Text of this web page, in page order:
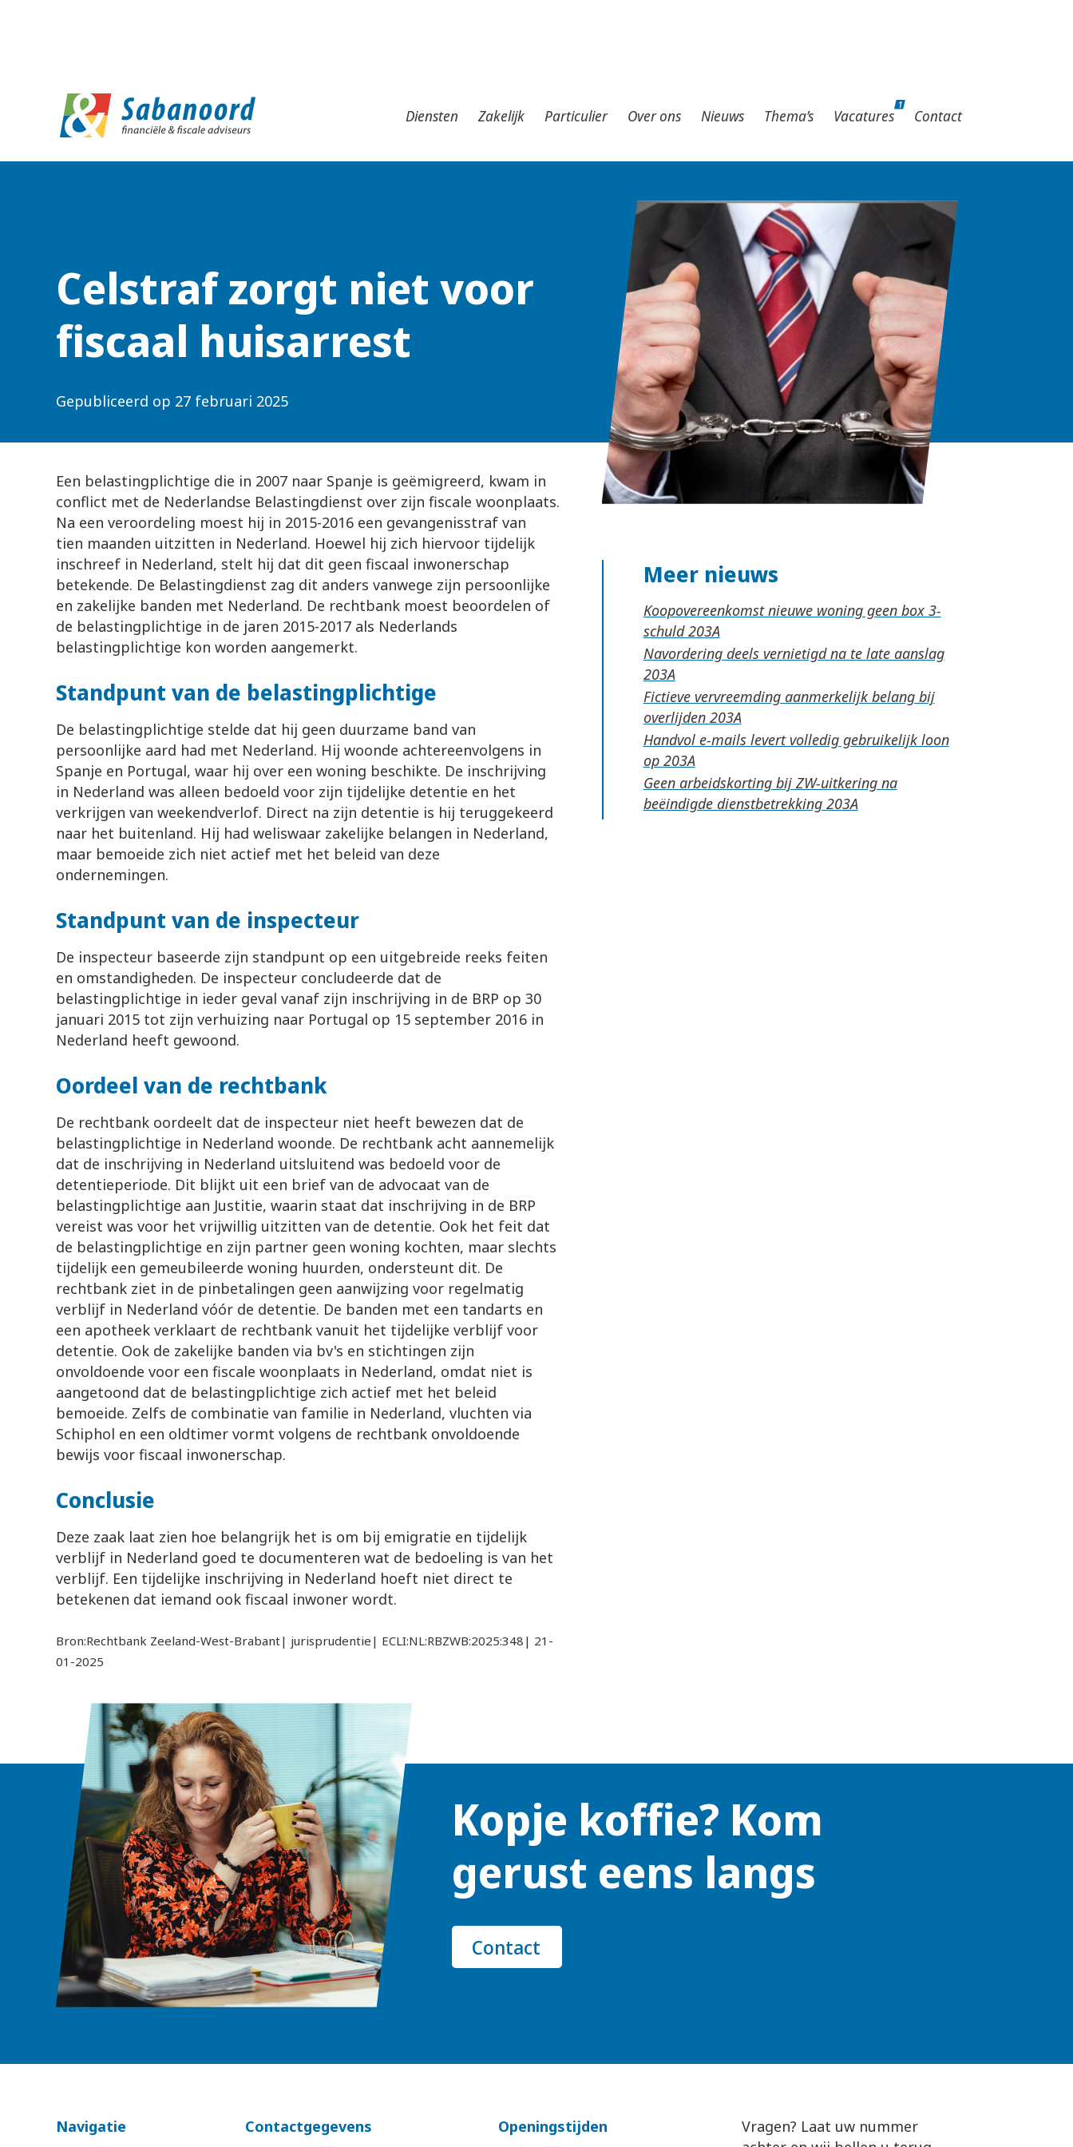
Diensten Zakelijk Particulier Over ons Nieuws Thema’s Vacatures
1
Contact
Celstraf zorgt niet voor
fiscaal huisarrest
Gepubliceerd op 27 februari 2025
Een belastingplichtige die in 2007 naar Spanje is geëmigreerd, kwam in
conflict met de Nederlandse Belastingdienst over zijn fiscale woonplaats.
Na een veroordeling moest hij in 2015-2016 een gevangenisstraf van
tien maanden uitzitten in Nederland. Hoewel hij zich hiervoor tijdelijk
inschreef in Nederland, stelt hij dat dit geen fiscaal inwonerschap
betekende. De Belastingdienst zag dit anders vanwege zijn persoonlijke
en zakelijke banden met Nederland. De rechtbank moest beoordelen of
de belastingplichtige in de jaren 2015-2017 als Nederlands
belastingplichtige kon worden aangemerkt.
Standpunt van de belastingplichtige
De belastingplichtige stelde dat hij geen duurzame band van
persoonlijke aard had met Nederland. Hij woonde achtereenvolgens in
Spanje en Portugal, waar hij over een woning beschikte. De inschrijving
in Nederland was alleen bedoeld voor zijn tijdelijke detentie en het
verkrijgen van weekendverlof. Direct na zijn detentie is hij teruggekeerd
naar het buitenland. Hij had weliswaar zakelijke belangen in Nederland,
maar bemoeide zich niet actief met het beleid van deze
ondernemingen.
Standpunt van de inspecteur
De inspecteur baseerde zijn standpunt op een uitgebreide reeks feiten
en omstandigheden. De inspecteur concludeerde dat de
belastingplichtige in ieder geval vanaf zijn inschrijving in de BRP op 30
januari 2015 tot zijn verhuizing naar Portugal op 15 september 2016 in
Nederland heeft gewoond.
Oordeel van de rechtbank
De rechtbank oordeelt dat de inspecteur niet heeft bewezen dat de
belastingplichtige in Nederland woonde. De rechtbank acht aannemelijk
dat de inschrijving in Nederland uitsluitend was bedoeld voor de
detentieperiode. Dit blijkt uit een brief van de advocaat van de
belastingplichtige aan Justitie, waarin staat dat inschrijving in de BRP
vereist was voor het vrijwillig uitzitten van de detentie. Ook het feit dat
de belastingplichtige en zijn partner geen woning kochten, maar slechts
tijdelijk een gemeubileerde woning huurden, ondersteunt dit. De
rechtbank ziet in de pinbetalingen geen aanwijzing voor regelmatig
verblijf in Nederland vóór de detentie. De banden met een tandarts en
een apotheek verklaart de rechtbank vanuit het tijdelijke verblijf voor
detentie. Ook de zakelijke banden via bv's en stichtingen zijn
onvoldoende voor een fiscale woonplaats in Nederland, omdat niet is
aangetoond dat de belastingplichtige zich actief met het beleid
bemoeide. Zelfs de combinatie van familie in Nederland, vluchten via
Schiphol en een oldtimer vormt volgens de rechtbank onvoldoende
bewijs voor fiscaal inwonerschap.
Conclusie
Deze zaak laat zien hoe belangrijk het is om bij emigratie en tijdelijk
verblijf in Nederland goed te documenteren wat de bedoeling is van het
verblijf. Een tijdelijke inschrijving in Nederland hoeft niet direct te
betekenen dat iemand ook fiscaal inwoner wordt.
Bron:Rechtbank Zeeland-West-Brabant| jurisprudentie| ECLI:NL:RBZWB:2025:348| 21-
01-2025
Meer nieuws
Koopovereenkomst nieuwe woning geen box 3-
schuld
Navordering deels vernietigd na te late aanslag
Fictieve vervreemding aanmerkelijk belang bij
overlijden
Handvol e-mails levert volledig gebruikelijk loon
op
Geen arbeidskorting bij ZW-uitkering na
beëindigde dienstbetrekking
Kopje koffie? Kom
gerust eens langs
Contact
Navigatie Contactgegevens Openingstijden
Vragen? Laat uw nummer